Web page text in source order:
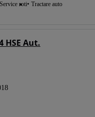
Service roti Tractare auto
HSE Aut.